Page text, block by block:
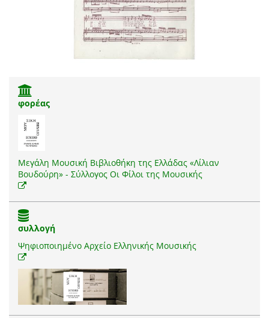
φορέας
Μεγάλη Μουσική Βιβλιοθήκη της Ελλάδας «Λίλιαν
Βουδούρη» - Σύλλογος Οι Φίλοι της Μουσικής
συλλογή
Ψηφιοποιημένο Αρχείο Ελληνικής Μουσικής